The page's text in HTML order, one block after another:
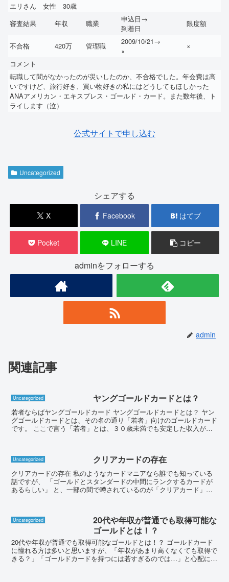
エリさん 女性 30歳
審査結果
年収 職業
申込日→
到着日
限度額
不合格 420万 管理職
2009/10/21→
×
×
コメント
転職して間がなかったのが災いしたのか、不合格でした。年会費は高
いですけど、旅行好き、買い物好きの私にはどうしてもほしかった
ANAアメリカン・エキスプレス・ゴールド・カード。また数年後、ト
ライします（泣）
公式サイトで申し込む
Uncategorized
シェアする
X Facebook はてブ
Pocket LINE コピー
adminをフォローする
admin
関連記事
Uncategorized ヤングゴールドカードとは？
若者ならばヤングゴールドカード ヤングゴールドカードとは？ ヤン
グゴールドカードとは、その名の通り「若者」向けのゴールドカード
です。 ここで言う「若者」とは、３０歳未満でも安定した収入があ
Uncategorized クリアカードの存在
クリアカードの存在 私のようなカードマニアなら誰でも知っている
話ですが、 「ゴールドとスタンダードの中間にランクするカードが
あるらしい」 と、一部の間で噂されているのが「クリアカード」で
Uncategorized
20代や年収が普通でも取得可能な
ゴールドとは！？
20代や年収が普通でも取得可能なゴールドとは！？ ゴールドカード
に憧れる方は多いと思いますが、「年収があまり高くなくても取得で
きる？」「ゴールドカードを持つには若すぎるのでは…」と心配に思